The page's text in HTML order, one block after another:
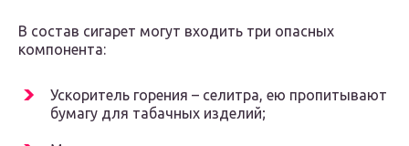
В состав сигарет могут входить три опасных
компонента:
Ускоритель горения – селитра, ею пропитывают
бумагу для табачных изделий;